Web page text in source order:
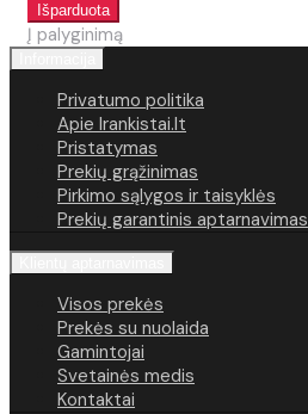
Į palyginimą
Privatumo politika
Apie Irankistai.lt
Pristatymas
Prekių grąžinimas
Pirkimo sąlygos ir taisyklės
Prekių garantinis aptarnavimas
Visos prekės
Prekės su nuolaida
Gamintojai
Svetainės medis
Kontaktai